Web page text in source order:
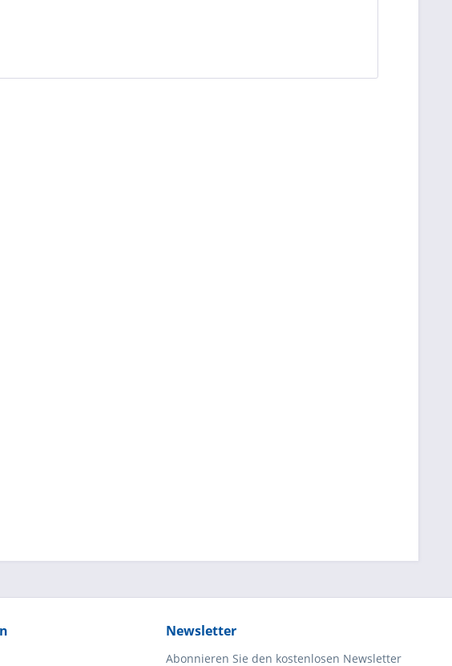
Newsletter
Abonnieren Sie den kostenlosen Newsletter